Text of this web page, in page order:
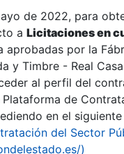
de 2022, para
a Licitaciones en
aprobadas por la
y Timbre - Real
al perfil del
Plataforma de
en el
del Sector
)